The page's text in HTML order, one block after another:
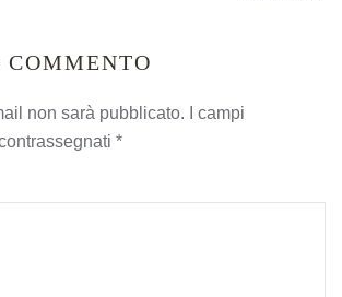
non sarà pubblicato. I campi
*